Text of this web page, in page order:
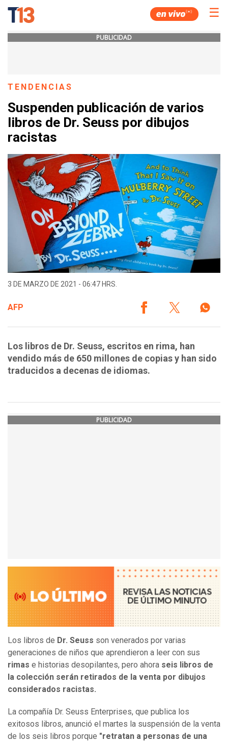
☰
PUBLICIDAD
TENDENCIAS
Suspenden publicación de varios
libros de Dr. Seuss por dibujos
racistas
3 DE MARZO DE 2021 - 06:47 HRS.
AFP
Los libros de Dr. Seuss, escritos en rima, han
vendido más de 650 millones de copias y han sido
traducidos a decenas de idiomas.
PUBLICIDAD
Los libros de Dr. Seuss son venerados por varias
generaciones de niños que aprendieron a leer con sus
rimas e historias desopilantes, pero ahora seis libros de
la colección serán retirados de la venta por dibujos
considerados racistas.
La compañía Dr. Seuss Enterprises, que publica los
exitosos libros, anunció el martes la suspensión de la venta
de los seis libros porque "retratan a personas de una